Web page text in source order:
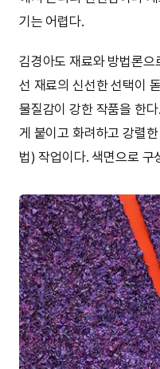
기는 어렵다.
김경아도 재료와 방법론
선 재료의 신선한 선택이
물질감이 강한 작품을 한
게 붙이고 화려하고 강렬
법) 작업이다. 색면으로 구